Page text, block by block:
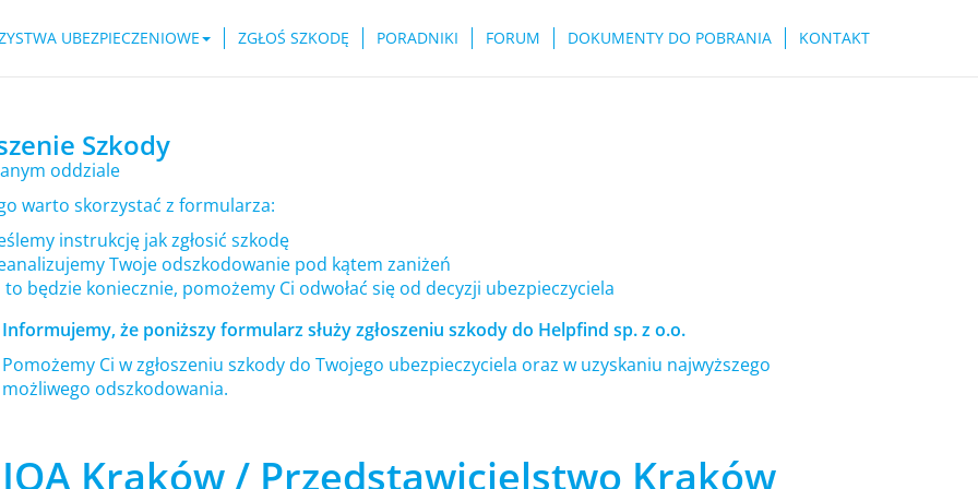
UBEZPIECZENIOWE ZGŁOŚ SZKODĘ PORADNIKI FORUM DOKUMENTY DO POBRANIA KONTAKT
Szkody
oddziale
warto skorzystać z formularza:
instrukcję jak zgłosić szkodę
Twoje odszkodowanie pod kątem zaniżeń
będzie koniecznie, pomożemy Ci odwołać się od decyzji ubezpieczyciela
Informujemy, że poniższy formularz służy zgłoszeniu szkody do Helpfind sp. z o.o.
Pomożemy Ci w zgłoszeniu szkody do Twojego ubezpieczyciela oraz w uzyskaniu najwyższego
możliwego odszkodowania.
Kraków / Przedstawicielstwo Kraków